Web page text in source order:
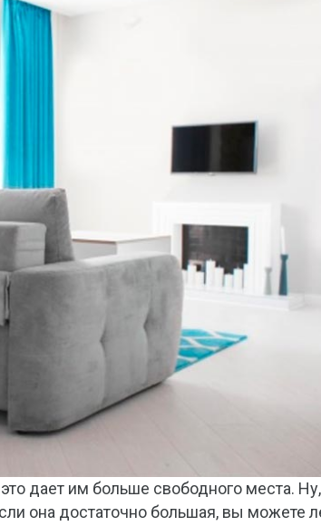
дает им больше свободного места.
она достаточно большая, вы можете